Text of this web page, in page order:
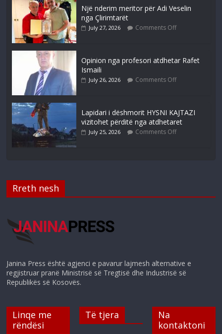
Një nderim meritor për Adi Veselin
nga Çlirimtarët
July 27, 2026 Comments Off
Opinion nga profesori atdhetar Rafet
Ismaili
July 26, 2026 Comments Off
Lapidari i dëshmorit HYSNI KAJTAZI
vizitohet përditë nga atdhetaret
July 25, 2026 Comments Off
Rreth nesh
Janina Press është agjenci e pavarur lajmesh alternative e
regjistruar pranë Ministrisë së Tregtisë dhe Industrisë së
Republikës së Kosovës.
Linqe me
rëndësi
Të tjera
Na
kontaktoni